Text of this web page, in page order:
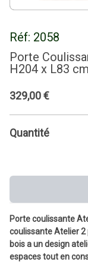
Réf: 2058
Porte
H204 x L83 cm
329,00€
Quantité
Porte coulissante
coulissante Atelier 2
bois a un design
espaces tout en